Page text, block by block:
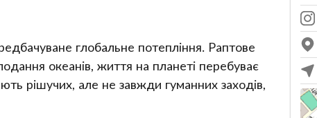
глобальне потепління. Раптове
океанів, життя на планеті перебуває
рішучих, але не завжди гуманних заходів,